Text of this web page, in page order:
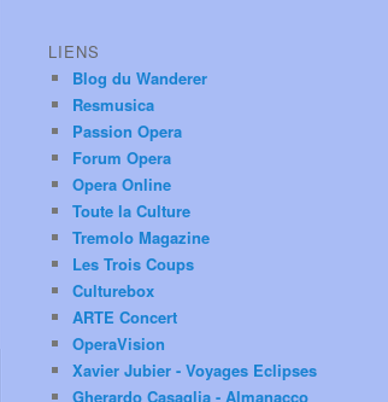
LIENS
Blog du Wanderer
Resmusica
Passion Opera
Forum Opera
Opera Online
Toute la Culture
Tremolo Magazine
Les Trois Coups
Culturebox
ARTE Concert
OperaVision
Xavier Jubier - Voyages Eclipses
Gherardo Casaglia - Almanacco